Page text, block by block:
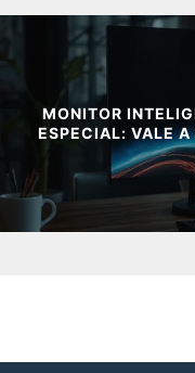
MONITOR
ESPECIAL: VALE A